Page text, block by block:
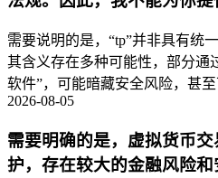
需要说明的是，“tp”并非具有统
其含义存在多种可能性，部分通
软件”，可能暗藏安全风险，甚
2026-08-05
需要明确的是，虚拟货币
护，存在较大的金融风险